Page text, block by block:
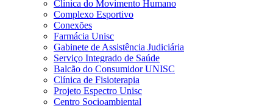
Clínica do Movimento Humano
Complexo Esportivo
Conexões
Farmácia Unisc
Gabinete de Assistência Judiciária
Serviço Integrado de Saúde
Balcão do Consumidor UNISC
Clínica de Fisioterapia
Projeto Espectro Unisc
Centro Socioambiental